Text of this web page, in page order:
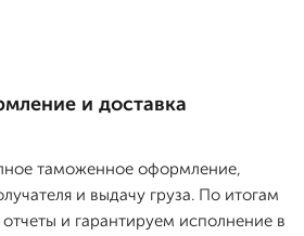
и доставка
таможенное оформление,
и выдачу груза. По итогам
и гарантируем исполнение в